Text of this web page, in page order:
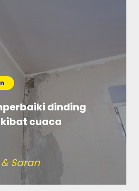
dinding
cuaca
Saran